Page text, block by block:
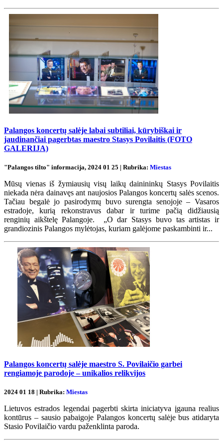
Palangos koncertų salėje labai subtiliai, kūrybiškai ir
jaudinančiai pagerbtas maestro Stasys Povilaitis (FOTO
GALERIJA)
"Palangos tilto" informacija, 2024 01 25 | Rubrika: Miestas
Mūsų vienas iš žymiausių visų laikų dainininkų Stasys Povilaitis
niekada nėra dainavęs ant naujosios Palangos koncertų salės scenos.
Tačiau begalė jo pasirodymų buvo surengta senojoje – Vasaros
estradoje, kurią rekonstravus dabar ir turime pačią didžiausią
renginių aikštelę Palangoje. „O dar Stasys buvo tas artistas ir
grandiozinis Palangos mylėtojas, kuriam galėjome paskambinti ir...
Palangos koncertų salėje maestro S. Povilaičio garbei
rengiamoje parodoje – unikalios relikvijos
2024 01 18 | Rubrika: Miestas
Lietuvos estrados legendai pagerbti skirta iniciatyva įgauna realius
kontūrus – sausio pabaigoje Palangos koncertų salėje bus atidaryta
Stasio Povilaičio vardu paženklinta paroda.